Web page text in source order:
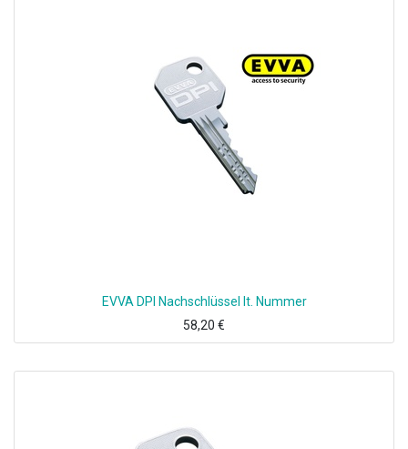
EVVA DPI Nachschlüssel lt. Nummer
58,20 €